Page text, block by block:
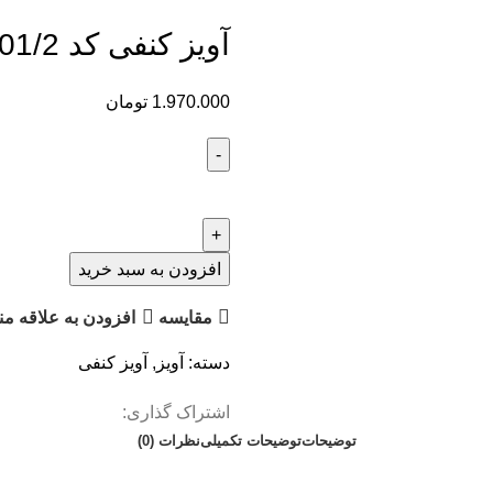
آویز کنفی کد 101/2
1.970.000 تومان
افزودن به سبد خرید
مقايسه افزودن به علاقه
دسته: آویز , آویز کنفی
اشتراک گذاری:
توضیحاتتوضیحات تکمیلینظرات (0)